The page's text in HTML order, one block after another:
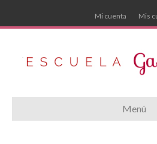
Mi cuenta Mis
Menú